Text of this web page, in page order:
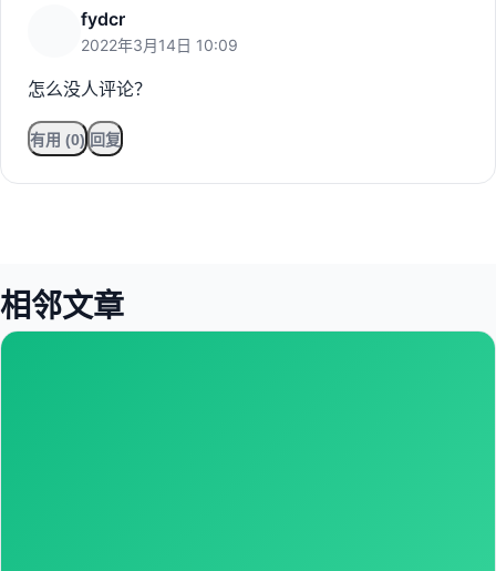
fydcr
2022年3月14日 10:09
怎么没人评论？
有用 (0) 回复
相邻文章